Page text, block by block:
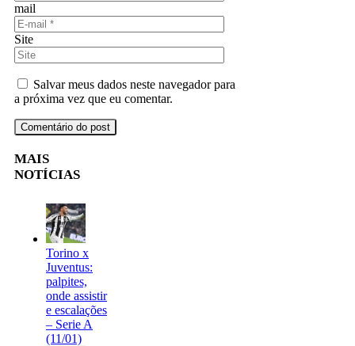
mail
Site
Salvar meus dados neste navegador para
a próxima vez que eu comentar.
MAIS
NOTÍCIAS
Torino x
Juventus:
palpites,
onde assistir
e escalações
– Serie A
(11/01)